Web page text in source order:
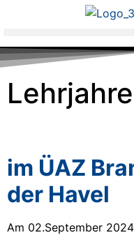
im ÜAZ
der Havel
Am 02.September